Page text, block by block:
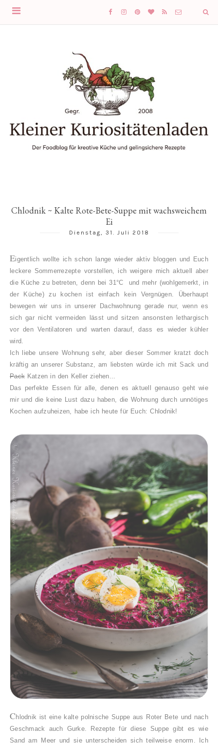
Chlodnik ~ Kalte Rote-Bete-Suppe mit wachsweichem
Ei
Dienstag, 31. Juli 2018
Eigentlich wollte ich schon lange wieder aktiv bloggen und Euch
leckere Sommerrezepte vorstellen, ich weigere mich aktuell aber
die Küche zu betreten, denn bei 31°C und mehr (wohlgemerkt, in
der Küche) zu kochen ist einfach kein Vergnügen. Überhaupt
bewegen wir uns in unserer Dachwohnung gerade nur, wenn es
sich gar nicht vermeiden lässt und sitzen ansonsten lethargisch
vor den Ventilatoren und warten darauf, dass es wieder kühler
wird.
Ich liebe unsere Wohnung sehr, aber dieser Sommer kratzt doch
kräftig an unserer Substanz, am liebsten würde ich mit Sack und
Pack Katzen in den Keller ziehen...
Das perfekte Essen für alle, denen es aktuell genauso geht wie
mir und die keine Lust dazu haben, die Wohnung durch unnötiges
Kochen aufzuheizen, habe ich heute für Euch: Chlodnik!
C hlodnik ist eine kalte polnische Suppe aus Roter Bete und nach
Geschmack auch Gurke. Rezepte für diese Suppe gibt es wie
Sand am Meer und sie unterscheiden sich teilweise enorm. Ich